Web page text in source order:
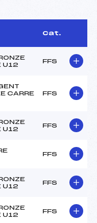
Cat.
U12
FFS
CARRE
FFS
U12
FFS
FFS
U12
FFS
U12
FFS